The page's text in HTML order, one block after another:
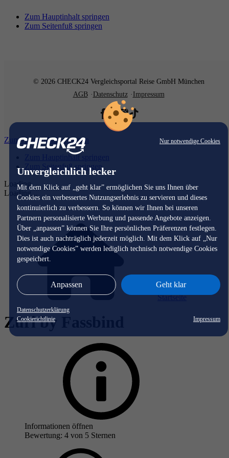
Nur notwendige Cookies
Unvergleichlich lecker
Mit dem Klick auf „geht klar” ermöglichen Sie uns Ihnen über
Cookies ein verbessertes Nutzungserlebnis zu servieren und dieses
kontinuierlich zu verbessern. So können wir Ihnen bei unseren
Partnern personalisierte Werbung und passende Angebote anzeigen.
Über „anpassen” können Sie Ihre persönlichen Präferenzen festlegen.
Dies ist auch nachträglich jederzeit möglich. Mit dem Klick auf „Nur
notwendige Cookies” werden lediglich technisch notwendige Cookies
gespeichert.
Anpassen Geht klar
Datenschutzerklärung
Cookierichtlinie
Impressum
Zum Hauptinhalt springen
Zum Seitenfuß springen
© 2026 CHECK24 Vergleichsportal Reise GmbH München
AGB
Datenschutz Impressum
Zum Hauptinhalt springen
Zum Hauptinhalt springen
Zum Seitenfuß springen
Loading...
Loading...
Startseite
Züri by Fassbind
Informationen öffnen
Bewertung: 4 von 5 Sternen